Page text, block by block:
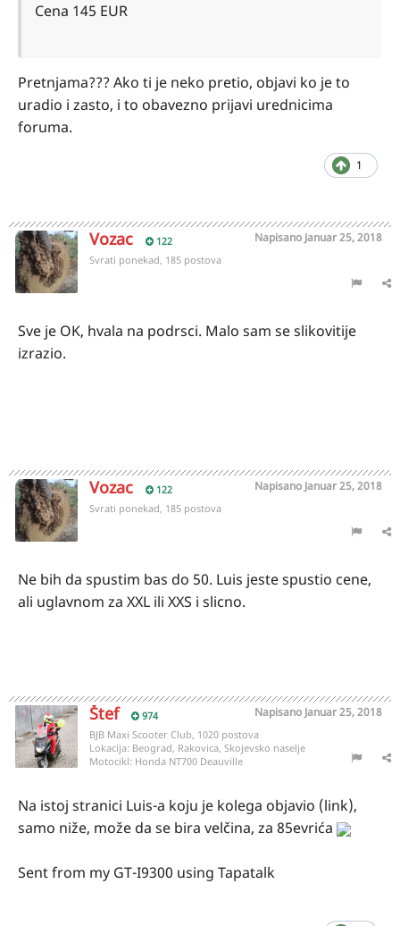
Cena 145 EUR
Pretnjama??? Ako ti je neko pretio, objavi ko je to
uradio i zasto, i to obavezno prijavi urednicima
foruma.
1
Vozac 122 Napisano Januar 25, 2018
Svrati ponekad, 185 postova
Sve je OK, hvala na podrsci. Malo sam se slikovitije
izrazio.
Vozac 122 Napisano Januar 25, 2018
Svrati ponekad, 185 postova
Ne bih da spustim bas do 50. Luis jeste spustio cene,
ali uglavnom za XXL ili XXS i slicno.
Štef 974 Napisano Januar 25, 2018
BJB Maxi Scooter Club, 1020 postova
Lokacija: Beograd, Rakovica, Skojevsko naselje
Motocikl: Honda NT700 Deauville
Na istoj stranici Luis-a koju je kolega objavio (link),
samo niže, može da se bira velčina, za 85evrića
Sent from my GT-I9300 using Tapatalk